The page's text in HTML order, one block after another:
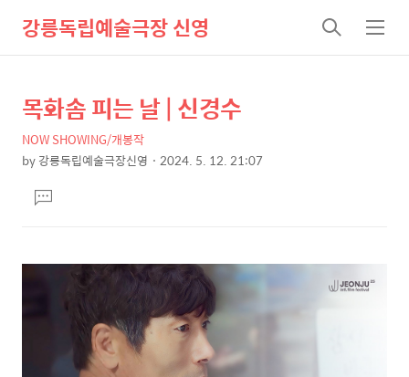
강릉독립예술극장 신영
검
색
메
뉴
상
세
컨
텐
츠
본
제
목
목화솜 피는 날 | 신경수
NOW SHOWING/개봉작
by강릉독립예술극장신영 2024. 5. 12. 21:07
문댓
글